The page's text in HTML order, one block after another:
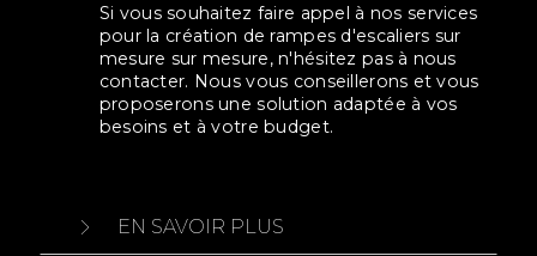
Si vous souhaitez faire appel à nos services
pour la création de rampes d'escaliers sur
mesure sur mesure, n'hésitez pas à nous
contacter. Nous vous conseillerons et vous
proposerons une solution adaptée à vos
besoins et à votre budget.
EN SAVOIR PLUS